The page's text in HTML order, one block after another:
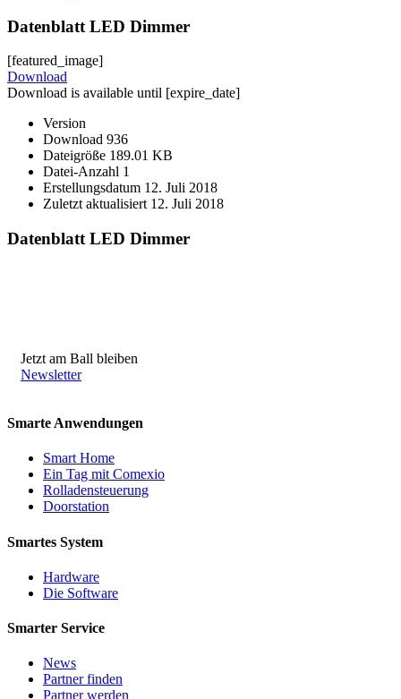
Datenblatt LED Dimmer
[featured_image]
Download
Download is available until [expire_date]
Version
Download 936
Dateigröße 189.01 KB
Datei-Anzahl 1
Erstellungsdatum 12. Juli 2018
Zuletzt aktualisiert 12. Juli 2018
Datenblatt LED Dimmer
Jetzt am Ball bleiben
Newsletter
Smarte Anwendungen
Smart Home
Ein Tag mit Comexio
Rolladensteuerung
Doorstation
Smartes System
Hardware
Die Software
Smarter Service
News
Partner finden
Partner werden